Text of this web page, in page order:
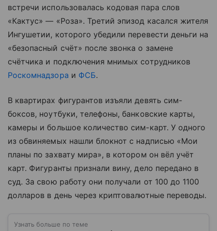
встречи использовалась кодовая пара слов
«Кактус» — «Роза». Третий эпизод касался жителя
Ингушетии, которого убедили перевести деньги на
«безопасный счёт» после звонка о замене
счётчика и подключения мнимых сотрудников
Роскомнадзора и ФСБ.
В квартирах фигурантов изъяли девять сим-
боксов, ноутбуки, телефоны, банковские карты,
камеры и большое количество сим-карт. У одного
из обвиняемых нашли блокнот с надписью «Мои
планы по захвату мира», в котором он вёл учёт
карт. Фигуранты признали вину, дело передано в
суд. За свою работу они получали от 100 до 1100
долларов в день через криптовалютные переводы.
Узнать больше по теме